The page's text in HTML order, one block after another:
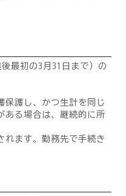
最初の3月31日まで）の
護し、かつ生計を同じ
ある場合は、継続的に所
ます。勤務先で手続き